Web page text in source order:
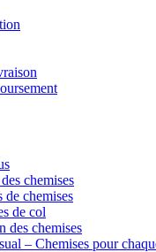
chemises
de chemises
de col
des chemises
– Chemises pour